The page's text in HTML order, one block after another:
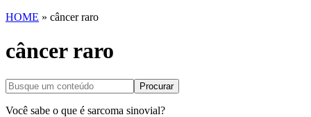
HOME » câncer raro
câncer raro
Procurar
Você sabe o que é sarcoma sinovial?